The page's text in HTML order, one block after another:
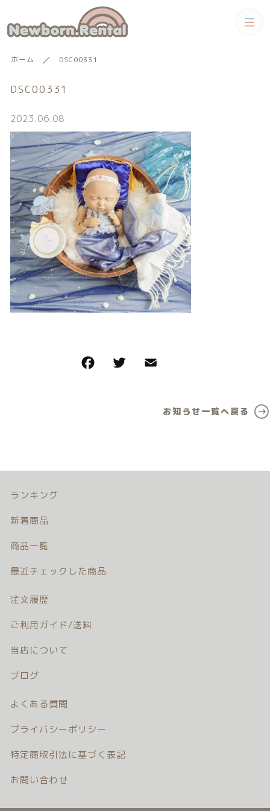
ホーム DSC00331
DSC00331
2023.06.08
お知らせ一覧へ戻る
ランキング
新着商品
商品一覧
最近チェックした商品
注文履歴
ご利用ガイド/送料
当店について
ブログ
よくある質問
プライバシーポリシー
特定商取引法に基づく表記
お問い合わせ
カテゴリー
トータルコーディネート
セット
男の子向けアイテム
小物単品レンタル 女の子向けアイテム
カテゴリー一覧
商品一覧
最近チェックした商品
注文履歴
ブログ
よくある質問
プライバシーポリシー
お問い合わせ
トータルコーディネートセット
男の子向けアイテム
小物単品レンタル
女の子向けアイテム
ギフトカード
バースデーセット
全てのアイテム
絞り込み検索
親カテゴリー
子カテゴリー
価格帯
～